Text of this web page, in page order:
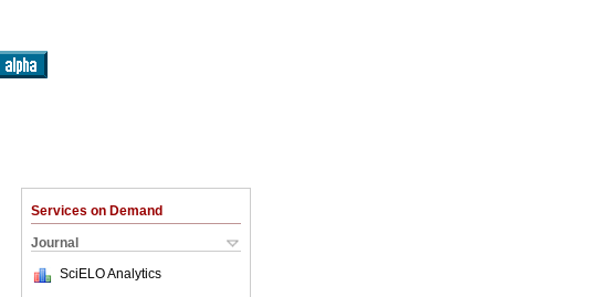
Services on Demand
Journal
SciELO Analytics